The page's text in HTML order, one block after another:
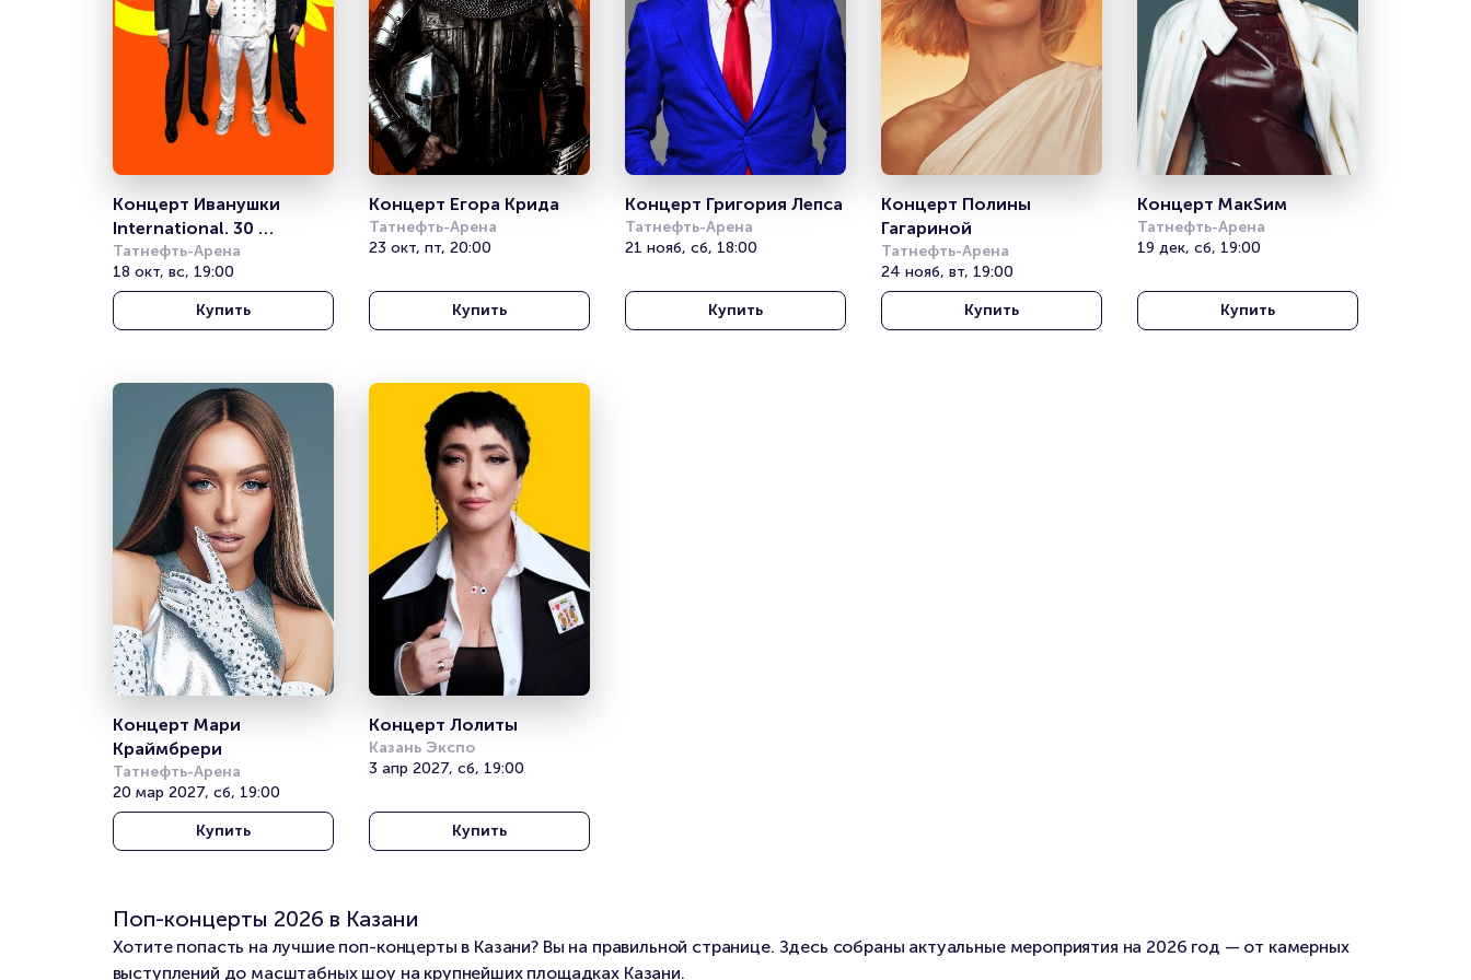
Концерт Иванушки
International. 30
солнечных лет
Татнефть-Арена
18 окт, вс, 19:00
Купить
Концерт Егора Крида
Татнефть-Арена
23 окт, пт, 20:00
Купить
Концерт Григория Лепса
Татнефть-Арена
21 нояб, сб, 18:00
Купить
Концерт Полины
Гагариной
Татнефть-Арена
24 нояб, вт, 19:00
Купить
Концерт МакSим
Татнефть-Арена
19 дек, сб, 19:00
Купить
Концерт Мари
Краймбрери
Татнефть-Арена
20 мар 2027, сб, 19:00
Купить
Концерт Лолиты
Казань Экспо
3 апр 2027, сб, 19:00
Купить
Поп-концерты 2026 в Казани
Хотите попасть на лучшие поп-концерты в Казани? Вы на правильной странице. Здесь собраны актуальные мероприятия на 2026 год — от камерных
выступлений до масштабных шоу на крупнейших площадках Казани.